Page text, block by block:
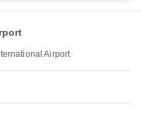
Airport